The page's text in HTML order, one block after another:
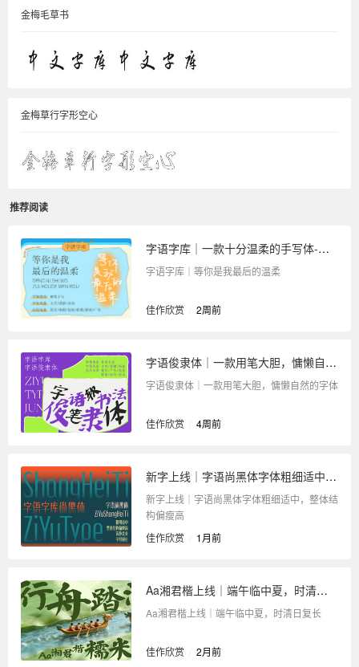
金梅毛草书
金梅草行字形空心
推荐阅读
字语字库｜一款十分温柔的手写体-等你是我最后的温柔
字语字库｜等你是我最后的温柔
佳作欣赏 2周前
字语俊隶体｜一款用笔大胆，慵懒自然的字体
字语俊隶体｜一款用笔大胆，慵懒自然的字体
佳作欣赏 4周前
新字上线｜字语尚黑体字体粗细适中，整体结构偏瘦高
新字上线｜字语尚黑体字体粗细适中，整体结
构偏瘦高
佳作欣赏
1月前
Aa湘君楷上线｜端午临中夏，时清日复长
Aa湘君楷上线｜端午临中夏，时清日复长
佳作欣赏 2月前